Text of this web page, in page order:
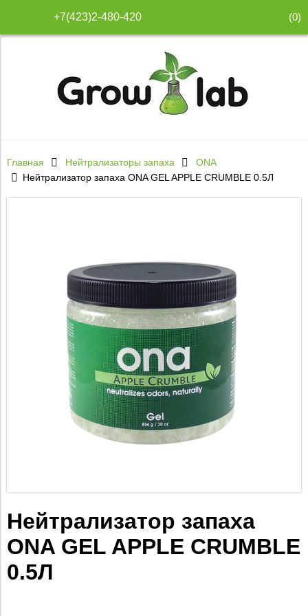
+7(423)2-480-420 (0)
Главная Нейтрализаторы запаха
ONA
Нейтрализатор запаха ONA GEL APPLE CRUMBLE 0.5Л
Нейтрализатор запаха
ONA GEL APPLE CRUMBLE
0.5Л